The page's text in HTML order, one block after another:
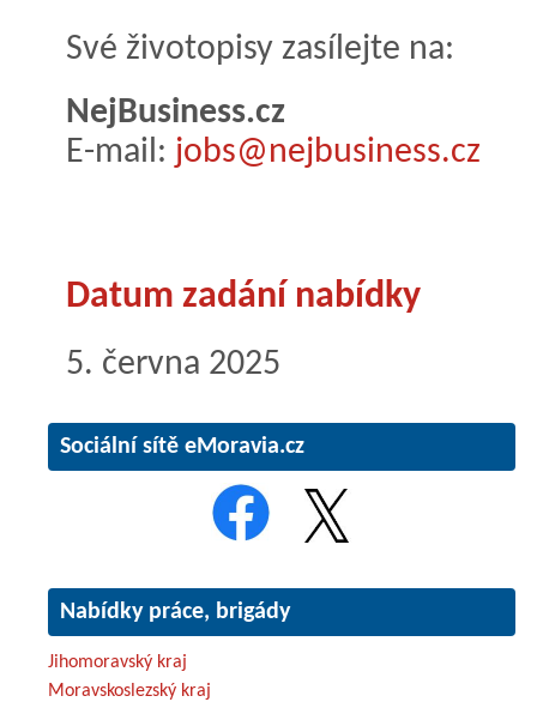
Své životopisy zasílejte na:
NejBusiness.cz
E-mail: jobs@nejbusiness.cz
Datum zadání nabídky
5. června 2025
Sociální sítě eMoravia.cz
Nabídky práce, brigády
Jihomoravský kraj
Moravskoslezský kraj